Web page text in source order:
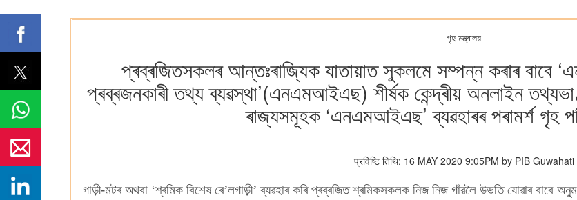
গৃহ মন্ত্ৰালয়
প্ৰব্ৰজিতসকলৰ আন্তঃৰাজ্যিক যাতায়াত সুকলমে সম্পন্ন কৰাৰ বাবে
প্ৰব্ৰজনকাৰী তথ্য ব্যৱস্থা’(এনএমআইএছ) শীৰ্ষক কেন্দ্ৰীয় অনলাইন
ৰাজ্যসমূহক ‘এনএমআইএছ’ ব্যৱহাৰৰ পৰামৰ্শ গৃহ
प्रविष्टि तिथि: 16 MAY 2020 9:05PM by PIB Guwahati
গাড়ী-মটৰ অথবা ‘শ্ৰমিক বিশেষ ৰে’লগাড়ী’ ব্যৱহাৰ কৰি প্ৰব্ৰজিত শ্ৰমিকসকলক নিজ নিজ গাঁৱলৈ উভতি যোৱাৰ বাবে